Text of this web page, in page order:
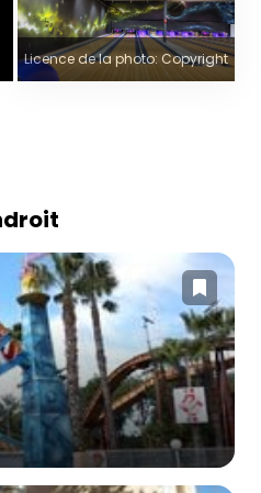
Licence de la photo: Copyright